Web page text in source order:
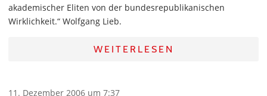
akademischer Eliten von der bundesrepublikanischen
Wirklichkeit.“ Wolfgang Lieb.
WEITERLESEN
11. Dezember 2006 um 7:37